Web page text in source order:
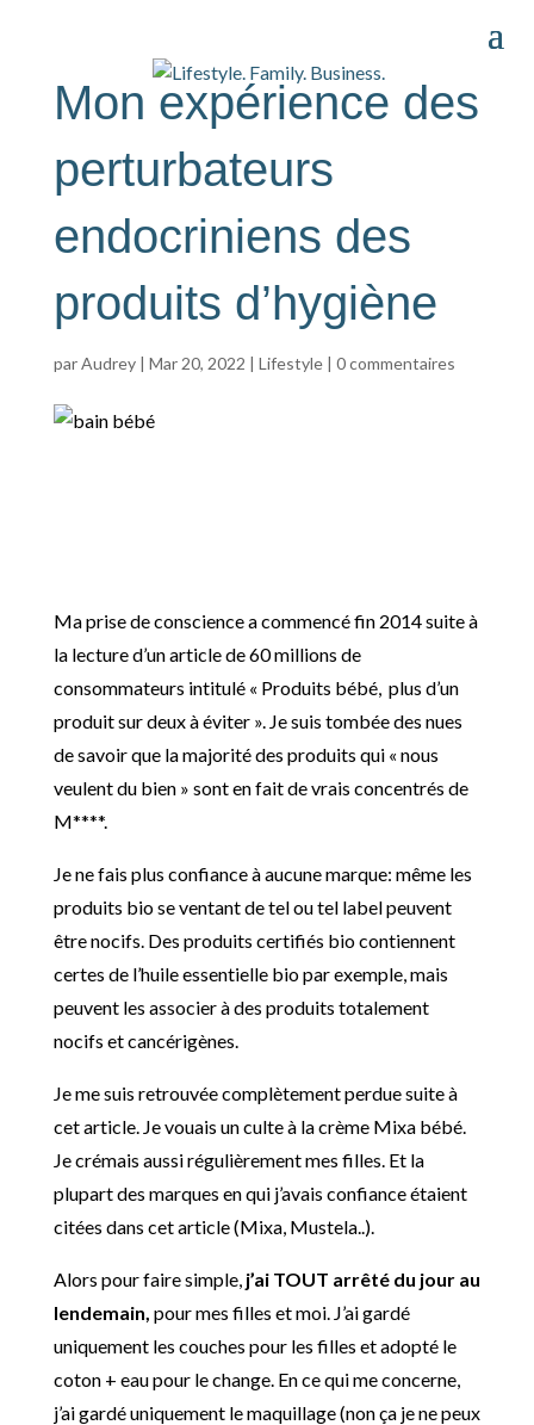
Mon expérience des
perturbateurs
endocriniens des
produits d’hygiène
parAudrey| Mar 20, 2022 | Lifestyle| 0 commentaires
Ma prise de conscience a commencé fin 2014 suite à
la lecture d’un article de 60 millions de
consommateurs intitulé « Produits bébé, plus d’un
produit sur deux à éviter ». Je suis tombée des nues
de savoir que la majorité des produits qui « nous
veulent du bien » sont en fait de vrais concentrés de
M****.
Je ne fais plus confiance à aucune marque: même les
produits bio se ventant de tel ou tel label peuvent
être nocifs. Des produits certifiés bio contiennent
certes de l’huile essentielle bio par exemple, mais
peuvent les associer à des produits totalement
nocifs et cancérigènes.
Je me suis retrouvée complètement perdue suite à
cet article. Je vouais un culte à la crème Mixa bébé.
Je crémais aussi régulièrement mes filles. Et la
plupart des marques en qui j’avais confiance étaient
citées dans cet article (Mixa, Mustela..).
Alors pour faire simple, j’ai TOUT arrêté du jour au
lendemain, pour mes filles et moi. J’ai gardé
uniquement les couches pour les filles et adopté le
coton + eau pour le change. En ce qui me concerne,
j’ai gardé uniquement le maquillage (non ça je ne peux